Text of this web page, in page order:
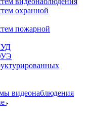
охранной
пожарной
видеонаблюдения